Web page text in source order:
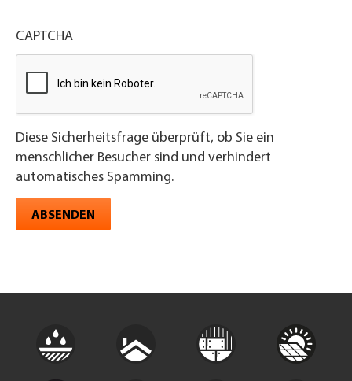
CAPTCHA
Diese Sicherheitsfrage überprüft, ob Sie ein
menschlicher Besucher sind und verhindert
automatisches Spamming.
ABSENDEN